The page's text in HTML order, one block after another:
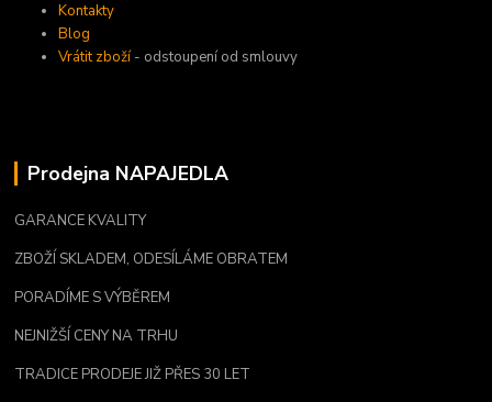
Kontakty
Blog
Vrátit zboží - odstoupení od smlouvy
Prodejna NAPAJEDLA
GARANCE KVALITY
ZBOŽÍ SKLADEM, ODESÍLÁME OBRATEM
PORADÍME S VÝBĚREM
NEJNIŽŠÍ CENY NA TRHU
TRADICE PRODEJE JIŽ PŘES 30 LET